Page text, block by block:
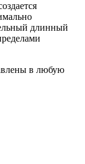
длинный
в любую